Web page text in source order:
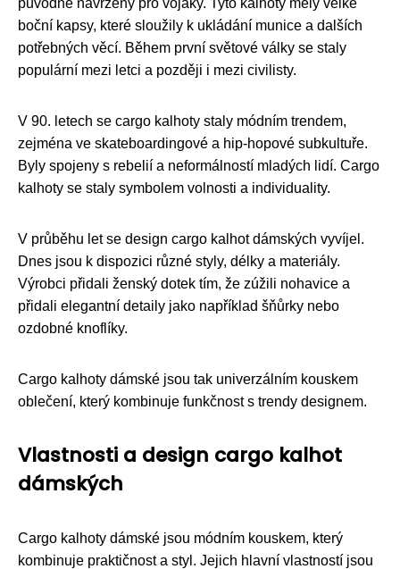
boční kapsy, které sloužily k ukládání munice a dalších
potřebných věcí. Během první světové války se staly
populární mezi letci a později i mezi civilisty.
V 90. letech se cargo kalhoty staly módním trendem,
zejména ve skateboardingové a hip-hopové subkultuře.
Byly spojeny s rebelií a neformálností mladých lidí. Cargo
kalhoty se staly symbolem volnosti a individuality.
V průběhu let se design cargo kalhot dámských vyvíjel.
Dnes jsou k dispozici různé styly, délky a materiály.
Výrobci přidali ženský dotek tím, že zúžili nohavice a
přidali elegantní detaily jako například šňůrky nebo
ozdobné knoflíky.
Cargo kalhoty dámské jsou tak univerzálním kouskem
oblečení, který kombinuje funkčnost s trendy designem.
Vlastnosti a design cargo kalhot
dámských
Cargo kalhoty dámské jsou módním kouskem, který
kombinuje praktičnost a styl. Jejich hlavní vlastností jsou